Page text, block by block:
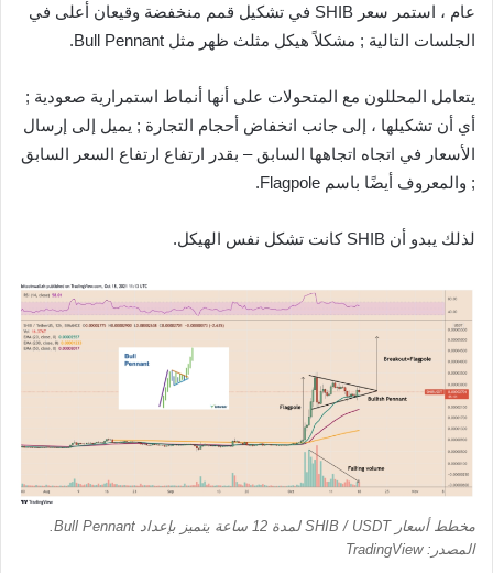
عام ، استمر سعر SHIB في تشكيل قمم منخفضة وقيعان أعلى في
الجلسات التالية ; مشكلاً هيكل مثلث ظهر مثل Bull Pennant.
يتعامل المحللون مع المتحولات على أنها أنماط استمرارية صعودية ;
أي أن تشكيلها ، إلى جانب انخفاض أحجام التجارة ; يميل إلى إرسال
الأسعار في اتجاه اتجاهها السابق – بقدر ارتفاع ارتفاع السعر السابق
; والمعروف أيضًا باسم Flagpole.
لذلك يبدو أن SHIB كانت تشكل نفس الهيكل.
المصدر: TradingView